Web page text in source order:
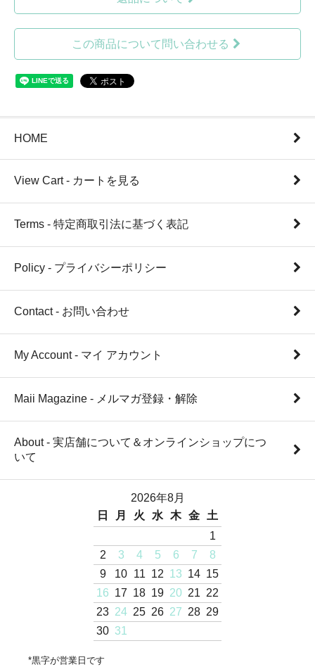
この商品について問い合わせる
HOME
View Cart - カートを見る
Terms - 特定商取引法に基づく表記
Policy - プライバシーポリシー
Contact - お問い合わせ
My Account - マイ アカウント
Maii Magazine - メルマガ登録・解除
About - 実店舗について＆オンラインショップにつ
いて
2026年8月
日
月 火 水 木 金
土
1
2
3 4 5 6 7
8
9
10 11 12 13 14 15
16 17 18 19 20 21 22
23 24 25 26 27 28 29
30 31
*黒字が営業日です